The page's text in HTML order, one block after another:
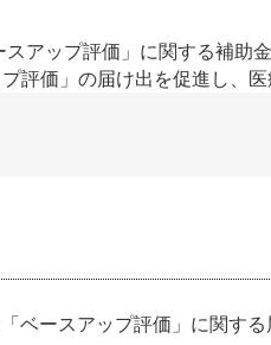
アップ評価」に関する補
評価」の届け出を促進し、
ベースアップ評価」に関する